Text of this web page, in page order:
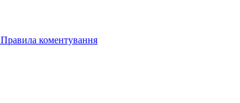
Правила коментування